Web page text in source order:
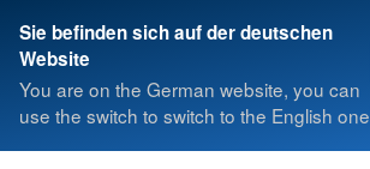
Sie befinden sich auf der deutschen
Website
You are on the German website, you can
use the switch to switch to the English one